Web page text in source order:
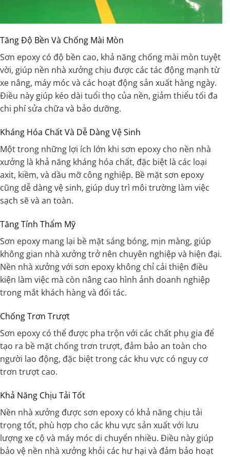
Tăng Độ Bền Và Chống Mài Mòn
Sơn epoxy có độ bền cao, khả năng chống mài mòn tuyệt
vời, giúp nền nhà xưởng chịu được các tác động mạnh từ
xe nâng, máy móc và các hoạt động sản xuất hàng ngày.
Điều này giúp kéo dài tuổi thọ của nền, giảm thiểu tối đa
chi phí sửa chữa và bảo dưỡng.
Kháng Hóa Chất Và Dễ Dàng Vệ Sinh
Một trong những lợi ích lớn khi sơn epoxy cho nền nhà
xưởng là khả năng kháng hóa chất, đặc biệt là các loại
axit, kiềm, và dầu mỡ công nghiệp. Bề mặt sơn epoxy
cũng dễ dàng vệ sinh, giúp duy trì môi trường làm việc
sạch sẽ và an toàn.
Tăng Tính Thẩm Mỹ
Sơn epoxy mang lại bề mặt sáng bóng, mịn màng, giúp
không gian nhà xưởng trở nên chuyên nghiệp và hiện đại.
Nền nhà xưởng với sơn epoxy không chỉ cải thiện điều
kiện làm việc mà còn nâng cao hình ảnh doanh nghiệp
trong mắt khách hàng và đối tác.
Chống Trơn Trượt
Sơn epoxy có thể được pha trộn với các chất phụ gia để
tạo ra bề mặt chống trơn trượt, đảm bảo an toàn cho
người lao động, đặc biệt trong các khu vực có nguy cơ
trơn trượt cao.
Khả Năng Chịu Tải Tốt
Nền nhà xưởng được sơn epoxy có khả năng chịu tải
trọng tốt, phù hợp cho các khu vực sản xuất với lưu
lượng xe cộ và máy móc di chuyển nhiều. Điều này giúp
bảo vệ nền nhà xưởng khỏi các hư hại và đảm bảo hoạt